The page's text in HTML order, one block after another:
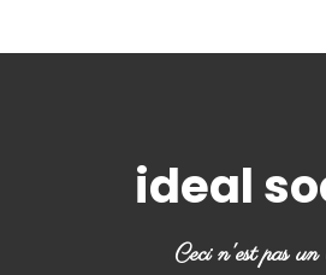
ideal
Ceci n'est pas un